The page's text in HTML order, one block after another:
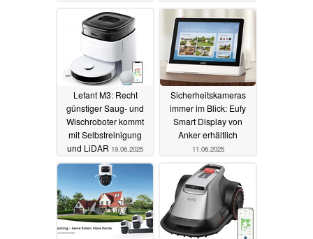
Lefant M3: Recht
günstiger Saug- und
Wischroboter kommt
mit Selbstreinigung
und LiDAR 19.06.2025
Sicherheitskameras
immer im Blick: Eufy
Smart Display von
Anker erhältlich
11.06.2025